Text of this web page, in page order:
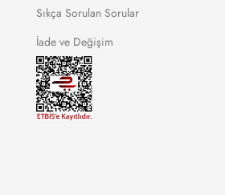
Sıkça Sorulan Sorular
İade ve Değişim